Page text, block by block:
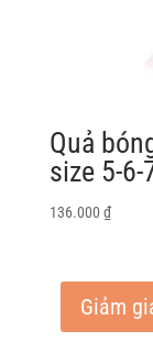
Quả
size 5-6-
136.000 ₫
Giảm